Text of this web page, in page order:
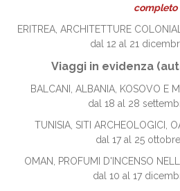
completo
ERITREA, ARCHITETTURE
dal 12 al 21
Viaggi in evidenza
BALCANI, ALBANIA, KOSOVO E
dal 18 al 28
TUNISIA, SITI ARCHEOLOGICI,
dal 17 al 25
OMAN, PROFUMI D'INCENSO
dal 10 al 17